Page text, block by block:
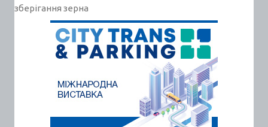
зберігання зерна